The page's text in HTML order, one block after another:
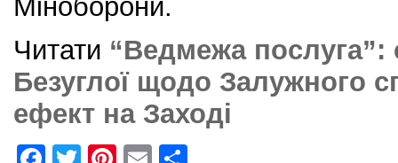
Міноборони.
Читати “Ведмежа послуга”:
Безуглої щодо Залужного
ефект на Заході